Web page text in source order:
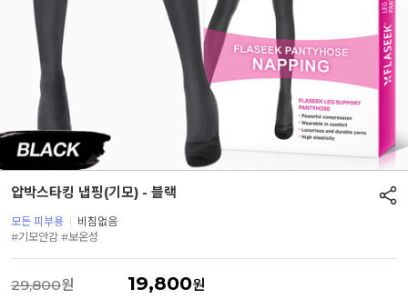
압박스타킹 냅핑(기모) - 블랙
모든 피부용 | 비침없음
#기모안감 #보온성
29,800원 19,800원